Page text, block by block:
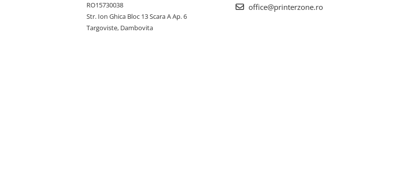
RO15730038
Str. Ion Ghica Bloc 13 Scara A Ap. 6
Targoviste, Dambovita
office@printerzone.ro